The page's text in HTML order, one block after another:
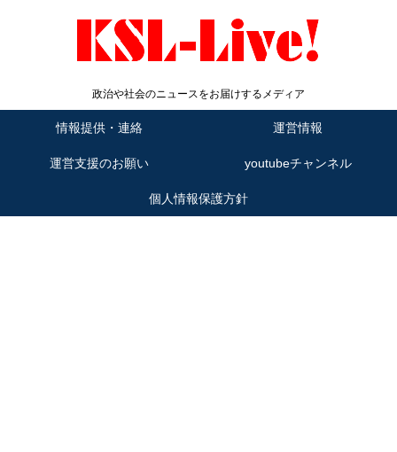
政治や社会のニュースをお届けするメディア
情報提供・連絡 運営情報
運営支援のお願い youtubeチャンネル
個人情報保護方針